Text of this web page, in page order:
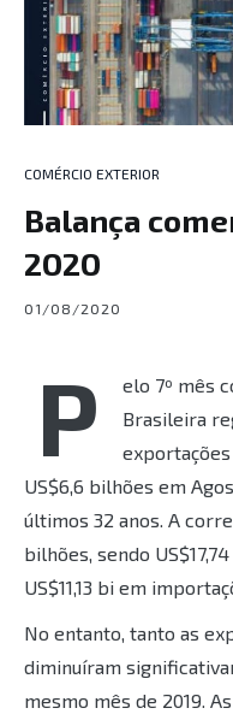
COMÉRCIO EXTERIOR
Balança
2O2O
01/08/2020
P
elo 7º mês
Brasileira
US$6,6 bilhões em
últimos 32 anos. A
bilhões, sendo
US$11,13 bi em
No entanto, tanto as
diminuíram
mesmo mês de 2019.